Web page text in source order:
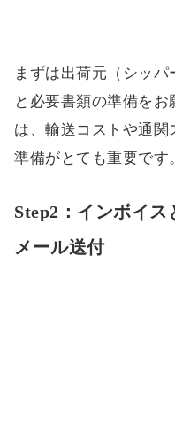
まずは出荷元（シッ
と必要書類の準備を
は、輸送コストや通
準備がとても重要です
Step2：インボイ
メール送付